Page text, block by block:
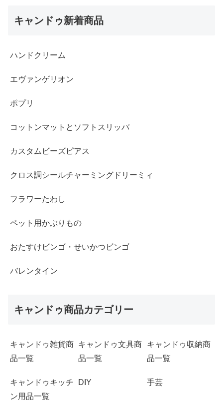
キャンドゥ新着商品
ハンドクリーム
エヴァンゲリオン
ポプリ
コットンマットとソフトスリッパ
カスタムビーズピアス
クロス調シールチャーミングドリーミィ
フラワーたわし
ペット用かぶりもの
おたすけビンゴ・せいかつビンゴ
バレンタイン
キャンドゥ商品カテゴリー
キャンドゥ雑貨商
品一覧
キャンドゥ文具商
品一覧
キャンドゥ収納商
品一覧
キャンドゥキッチ
ン用品一覧
DIY 手芸